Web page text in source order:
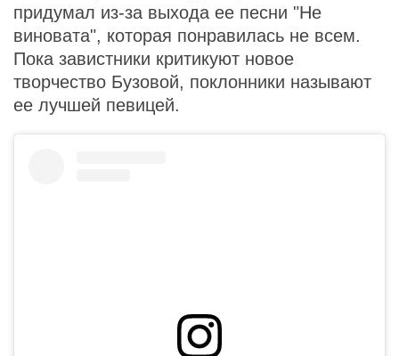
придумал из-за выхода ее песни "Не
виновата", которая понравилась не всем.
Пока завистники критикуют новое
творчество Бузовой, поклонники называют
ее лучшей певицей.